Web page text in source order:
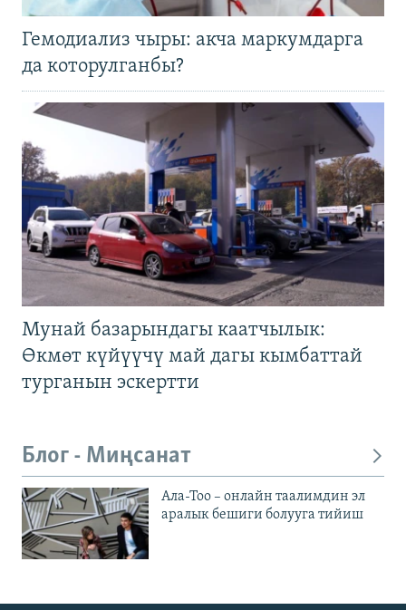
Гемодиализ чыры: акча маркумдарга
да которулганбы?
Мунай базарындагы каатчылык:
Өкмөт күйүүчү май дагы кымбаттай
турганын эскертти
Блог - Миңсанат
Ала-Тоо – онлайн таалимдин эл
аралык бешиги болууга тийиш